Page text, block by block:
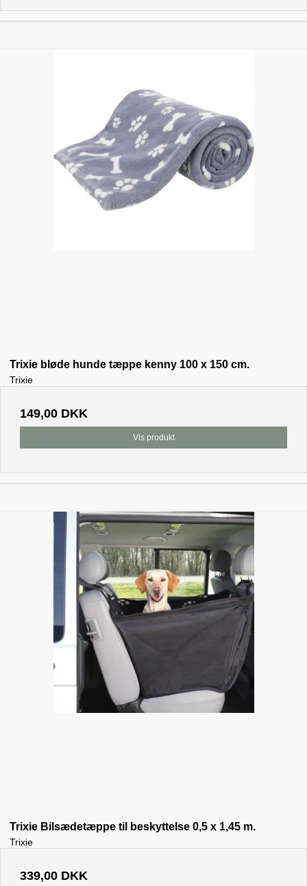
Trixie bløde hunde tæppe kenny 100 x 150 cm.
Trixie
149,00 DKK
Vis produkt
Trixie Bilsædetæppe til beskyttelse 0,5 x 1,45 m.
Trixie
339,00 DKK